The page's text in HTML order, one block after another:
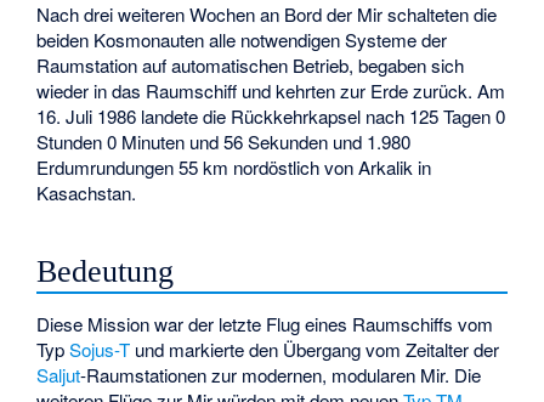
Nach drei weiteren Wochen an Bord der Mir schalteten die
beiden Kosmonauten alle notwendigen Systeme der
Raumstation auf automatischen Betrieb, begaben sich
wieder in das Raumschiff und kehrten zur Erde zurück. Am
16. Juli 1986 landete die Rückkehrkapsel nach 125 Tagen 0
Stunden 0 Minuten und 56 Sekunden und 1.980
Erdumrundungen 55 km nordöstlich von Arkalik in
Kasachstan.
Bedeutung
Diese Mission war der letzte Flug eines Raumschiffs vom
TypSojus-T und markierte den Übergang vom Zeitalter der
Saljut-Raumstationen zur modernen, modularen Mir. Die